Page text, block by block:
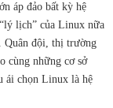
áp đảo bất kỳ hệ
lịch” của Linux nữa
Quân đội, thị trường
cùng những cơ sở
ái chọn Linux là hệ